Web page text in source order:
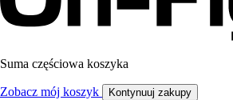
Suma częściowa koszyka
Zobacz mój koszyk Kontynuuj zakupy